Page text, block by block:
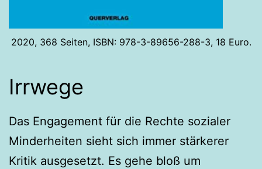
2020, 368 Seiten, ISBN: 978-3-89656-288-3, 18 Euro.
Irrwege
Das Engagement für die Rechte sozialer
Minderheiten sieht sich immer stärkerer
Kritik ausgesetzt. Es gehe bloß um